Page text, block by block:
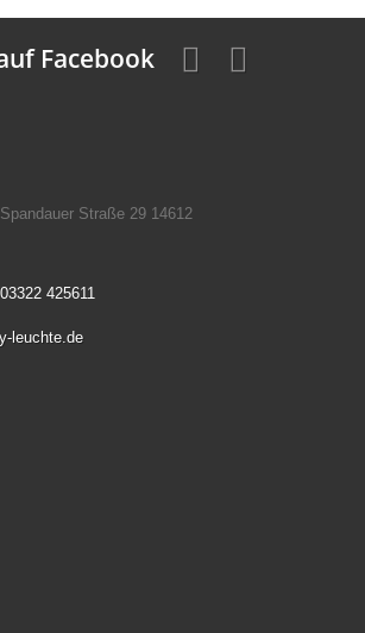
Facebook
Straße 29 14612
03322 425611
leuchte.de